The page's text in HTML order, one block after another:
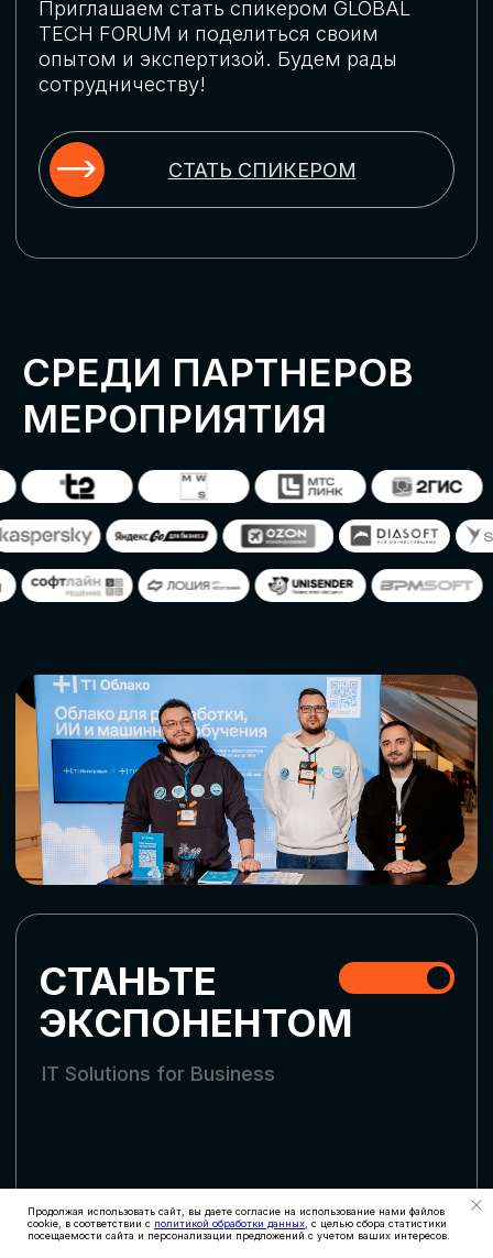
Продолжая использовать сайт, вы даете согласие на использование нами файлов
cookie, в соответствии с политикой обработки данных , с целью сбора статистики
посещаемости сайта и персонализации предложений с учетом ваших интересов.
ОСТАВИТЬ
ЗАЯВКУ
СТАТЬ ПАРТНЕРОМ
СКАЧАТЬ ПРОГРАММУ
СТАТЬ СПИКЕРОМ
Оставьте заявку, наши менеджеры
СТАТЬ УЧАСТНИКОМ